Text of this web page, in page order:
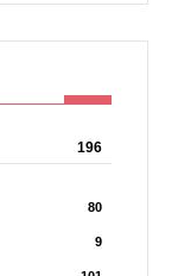
196
80
9